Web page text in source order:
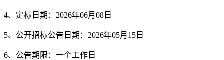
4、定标日期：2026年06月 08 日
5、公开招标公告日期：2026年05月 15 日
6、公告期限：一个工作日